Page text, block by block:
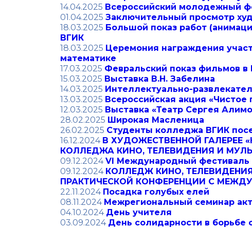
14.04.2025 Всероссийский молодежный
01.04.2025 Заключительный просмотр
18.03.2025 Большой показ работ
ВГИК
18.03.2025 Церемония награждения
математике
17.03.2025 Февральский показ фильмов
15.03.2025 Выставка В.Н. Забелина
14.03.2025 Интеллектуально-
13.03.2025 Всероссийская акция «Чистое
12.03.2025 Выставка «Театр Сергея
28.02.2025 Широкая Масленица
26.02.2025 Cтуденты колледжа ВГИК
16.12.2024 В ХУДОЖЕСТВЕННОЙ ГАЛЕРЕЕ
КОЛЛЕДЖА КИНО, ТЕЛЕВИДЕНИЯ И
09.12.2024 VI Международный
09.12.2024 КОЛЛЕДЖ КИНО,
ПРАКТИЧЕСКОЙ КОНФЕРЕНЦИИ С
22.11.2024 Посадка голубых елей
08.11.2024 Межрегиональный семинар
04.10.2024 День учителя
03.09.2024 День солидарности в борьбе